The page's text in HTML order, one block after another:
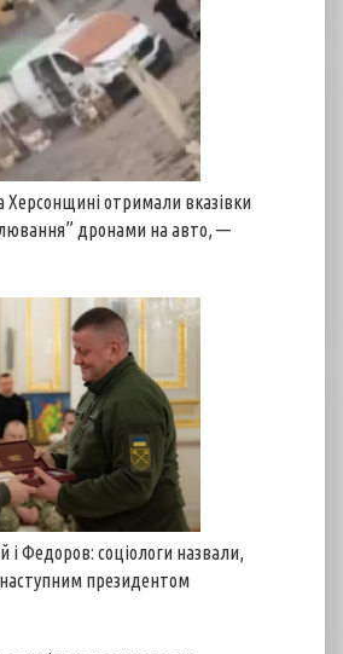
Херсонщині отримали вказівки
дронами на авто, —
і Федоров: соціологи назвали,
наступним президентом